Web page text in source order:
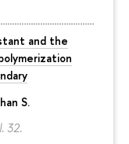
and the
S.
32.